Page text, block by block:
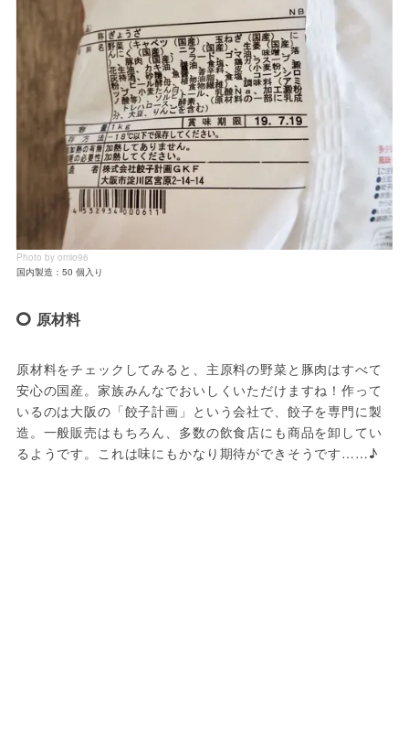
Photo by omio96
国内製造：50 個入り
原材料
原材料をチェックしてみると、主原料の野菜と豚肉はすべて
安心の国産。家族みんなでおいしくいただけますね！作って
いるのは大阪の「餃子計画」という会社で、餃子を専門に製
造。一般販売はもちろん、多数の飲食店にも商品を卸してい
るようです。これは味にもかなり期待ができそうです……♪